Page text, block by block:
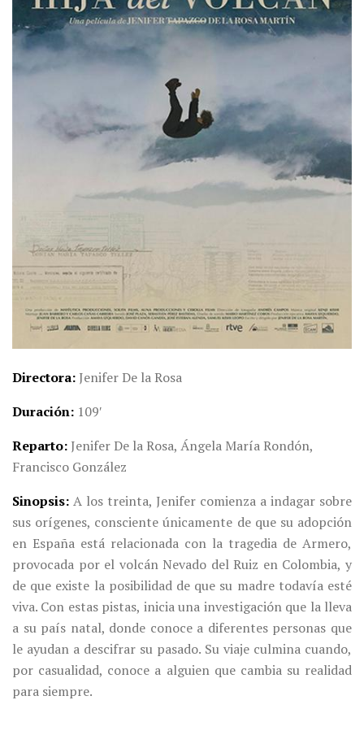
Directora Jenifer De la Rosa
Duración 109′
Reparto Jenifer De la Rosa, Ángela María Rondón,
Francisco González
Sinopsis A los treinta, Jenifer comienza a indagar sobre
sus orígenes, consciente únicamente de que su adopción
en España está relacionada con la tragedia de Armero,
provocada por el volcán Nevado del Ruiz en Colombia, y
de que existe la posibilidad de que su madre todavía esté
viva. Con estas pistas, inicia una investigación que la lleva
a su país natal, donde conoce a diferentes personas que
le ayudan a descifrar su pasado. Su viaje culmina cuando,
por casualidad, conoce a alguien que cambia su realidad
para siempre.